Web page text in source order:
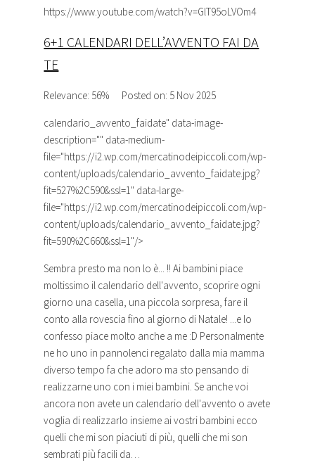
https://www.youtube.com/watch?v=GlT95oLVOm4
6+1 CALENDARI DELL’AVVENTO FAI DA
TE
Relevance: 56% Posted on: 5 Nov 2025
calendario_avvento_faidate" data-image-
description="" data-medium-
file="https://i2.wp.com/mercatinodeipiccoli.com/wp-
content/uploads/calendario_avvento_faidate.jpg?
fit=527%2C590&ssl=1" data-large-
file="https://i2.wp.com/mercatinodeipiccoli.com/wp-
content/uploads/calendario_avvento_faidate.jpg?
fit=590%2C660&ssl=1"/>
Sembra presto ma non lo è... !! Ai bambini piace
moltissimo il calendario dell'avvento, scoprire ogni
giorno una casella, una piccola sorpresa, fare il
conto alla rovescia fino al giorno di Natale! ...e lo
confesso piace molto anche a me :D Personalmente
ne ho uno in pannolenci regalato dalla mia mamma
diverso tempo fa che adoro ma sto pensando di
realizzarne uno con i miei bambini. Se anche voi
ancora non avete un calendario dell'avvento o avete
voglia di realizzarlo insieme ai vostri bambini ecco
quelli che mi son piaciuti di più, quelli che mi son
sembrati più facili da…